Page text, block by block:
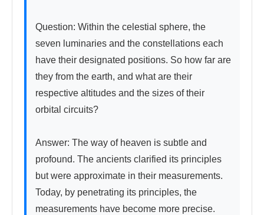
Question: Within the celestial sphere, the
seven luminaries and the constellations each
have their designated positions. So how far are
they from the earth, and what are their
respective altitudes and the sizes of their
orbital circuits?
Answer: The way of heaven is subtle and
profound. The ancients clarified its principles
but were approximate in their measurements.
Today, by penetrating its principles, the
measurements have become more precise.